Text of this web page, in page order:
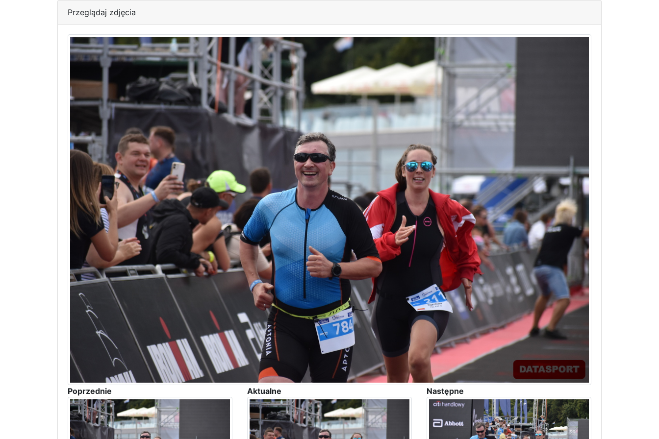
Przeglądaj zdjęcia
Poprzednie Aktualne Następne